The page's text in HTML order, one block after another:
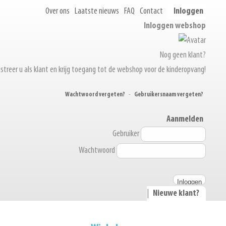
Over ons Laatste nieuws FAQ Contact
Inloggen
Inloggen webshop
Nog geen klant?
u als klant en krijg toegang tot de webshop voor de kinderopvang!
Wachtwoord vergeten? - Gebruikersnaam vergeten?
Aanmelden
Gebruiker
Wachtwoord
Nieuwe klant?